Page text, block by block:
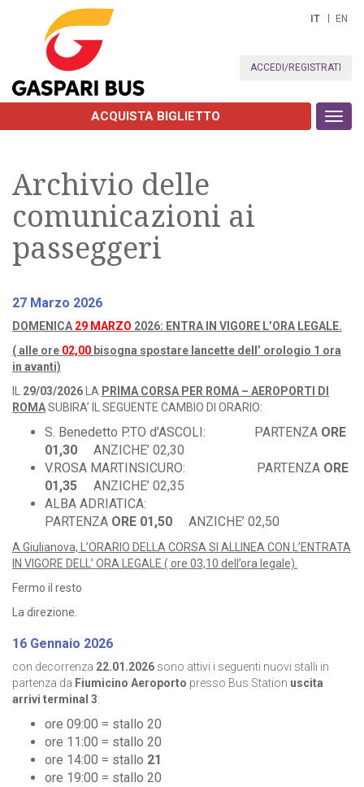
ACCEDI/REGISTRATI
IT EN
ACQUISTA BIGLIETTO
Archivio delle
comunicazioni ai
passeggeri
27 Marzo 2026
DOMENICA 29 MARZO 2026: ENTRA IN VIGORE L’ORA LEGALE.
( alle ore 02,00 bisogna spostare lancette dell’ orologio 1 ora
in avanti)
29/03/2026 LA PRIMA CORSA PER ROMA – AEROPORTI DI
ROMASUBIRA’ IL SEGUENTE CAMBIO DI ORARIO:
S. Benedetto P.TO d’ASCOLI: PARTENZA ORE
01,30 ANZICHE’ 02,30
V.ROSA MARTINSICURO: PARTENZA ORE
01,35 ANZICHE’ 02,35
ALBA ADRIATICA:
PARTENZA ORE 01,50 ANZICHE’ 02,50
A Giulianova, L’ORARIO DELLA CORSA SI ALLINEA CON L’ENTRATA
IN VIGORE DELL’ ORA LEGALE ( ore 03,10 dell’ora legale).
Fermo il resto
La direzione.
16 Gennaio 2026
con decorrenza 22.01.2026 sono attivi i seguenti nuovi stalli in
partenza da Fiumicino Aeroporto presso Bus Station uscita
arrivi terminal 3:
ore 09:00 = stallo 20
ore 11:00 = stallo 20
ore 14:00 = stallo 21
ore 19:00 = stallo 20